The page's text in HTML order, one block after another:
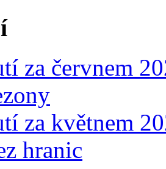
za červnem
za květnem
hranic